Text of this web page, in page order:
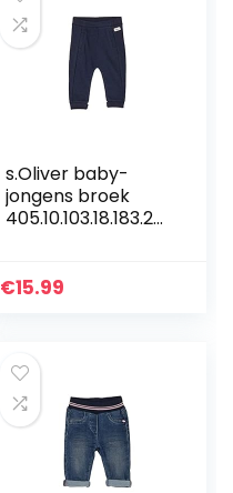
s.Oliver baby-
jongens broek
405.10.103.18.183.20
€15.99